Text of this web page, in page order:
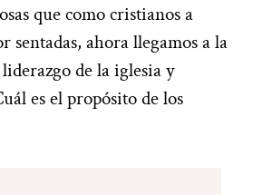
que como cristianos a
sentadas, ahora llegamos a la
de la iglesia y
es el propósito de los